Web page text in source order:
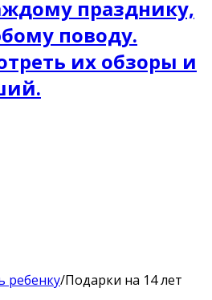
празднику,
поводу.
их обзоры и
ребенку/Подарки на 14 лет